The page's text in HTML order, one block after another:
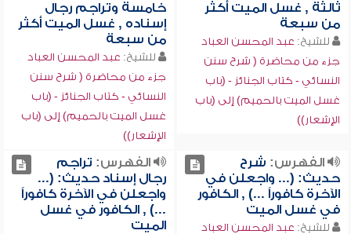
ثالثة , غسل الميت أكثر
من سبعة
للشيخ: عبد المحسن العباد
جزء من محاضرة ( شرح سنن
النسائي - كتاب الجنائز - (باب
غسل الميت بالحميم) إلى (باب
الإشعار))
خامسة وتراجم رجال
إسناده , غسل الميت أكثر
من سبعة
للشيخ: عبد المحسن العباد
جزء من محاضرة ( شرح سنن
النسائي - كتاب الجنائز - (باب
غسل الميت بالحميم) إلى (باب
الإشعار))
الفهرس: شرح
حديث: (... واجعلن في
الآخرة كافوراً ...) , الكافور
في غسل الميت
للشيخ: عبد المحسن العباد
الفهرس: تراجم
رجال إسناد حديث: (...
واجعلن في الآخرة كافوراً
...) , الكافور في غسل
الميت